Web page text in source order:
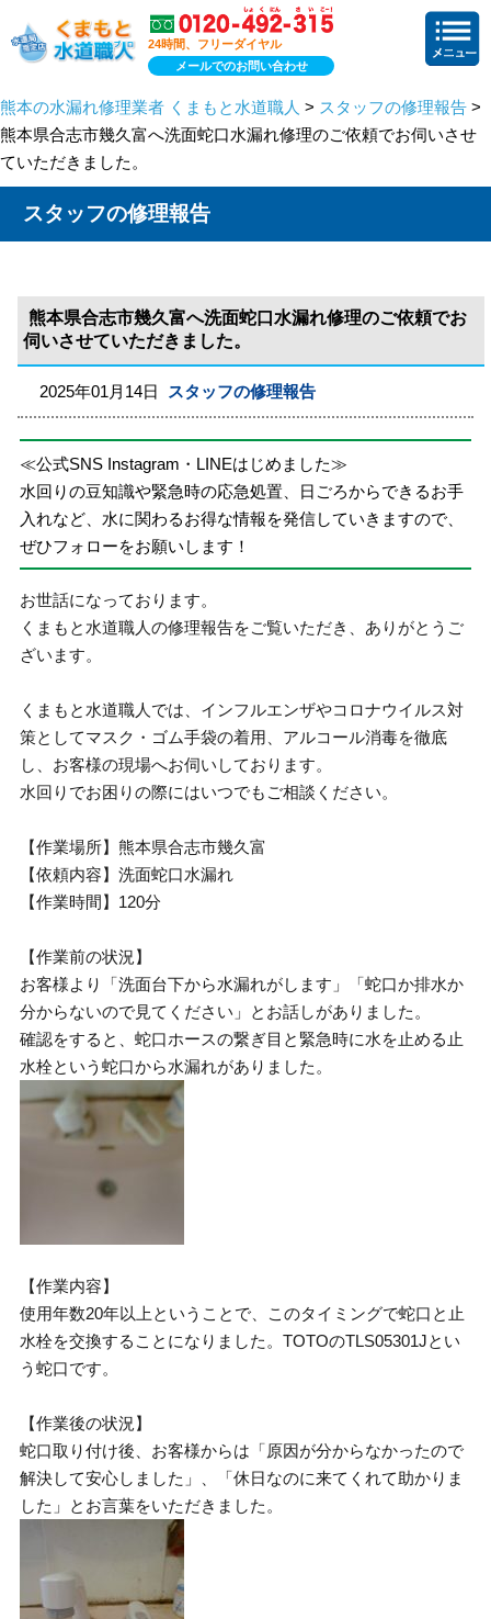
24時間、フリーダイヤル
メールでのお問い合わせ
熊本の水漏れ修理業者 くまもと水道職人 > スタッフの修理報告 >
熊本県合志市幾久富へ洗面蛇口水漏れ修理のご依頼でお伺いさせ
ていただきました。
スタッフの修理報告
熊本県合志市幾久富へ洗面蛇口水漏れ修理のご依頼でお
伺いさせていただきました。
2025年01月14日 スタッフの修理報告
≪公式SNS Instagram・LINEはじめました≫
水回りの豆知識や緊急時の応急処置、日ごろからできるお手
入れなど、水に関わるお得な情報を発信していきますので、
ぜひフォローをお願いします！
お世話になっております。
くまもと水道職人の修理報告をご覧いただき、ありがとうご
ざいます。
くまもと水道職人では、インフルエンザやコロナウイルス対
策としてマスク・ゴム手袋の着用、アルコール消毒を徹底
し、お客様の現場へお伺いしております。
水回りでお困りの際にはいつでもご相談ください。
【作業場所】熊本県合志市幾久富
【依頼内容】洗面蛇口水漏れ
【作業時間】120分
【作業前の状況】
お客様より「洗面台下から水漏れがします」「蛇口か排水か
分からないので見てください」とお話しがありました。
確認をすると、蛇口ホースの繋ぎ目と緊急時に水を止める止
水栓という蛇口から水漏れがありました。
【作業内容】
使用年数20年以上ということで、このタイミングで蛇口と止
水栓を交換することになりました。TOTOのTLS05301Jとい
う蛇口です。
【作業後の状況】
蛇口取り付け後、お客様からは「原因が分からなかったので
解決して安心しました」、「休日なのに来てくれて助かりま
した」とお言葉をいただきました。